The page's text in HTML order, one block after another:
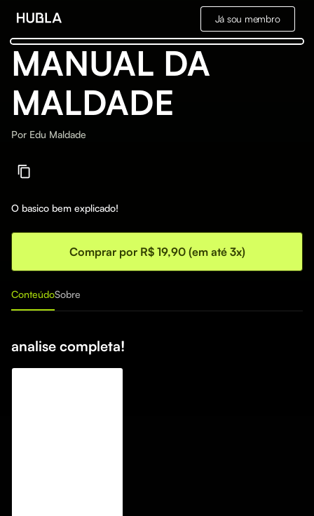
Já sou membro
MANUAL DA
MALDADE
Por Edu Maldade
O basico bem explicado!
Comprar por R$ 19,90 (em até 3x)
ConteúdoSobre
analise completa!